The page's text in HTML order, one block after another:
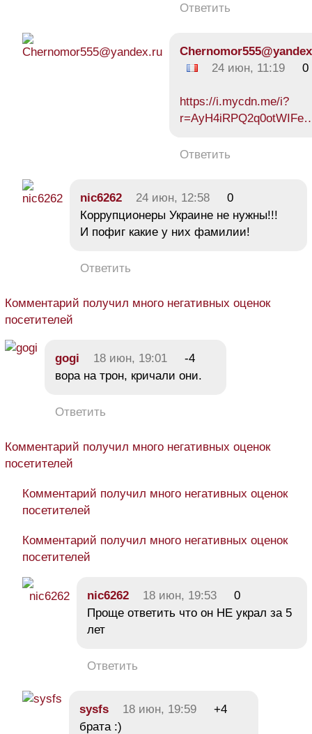
Ответить
24 июн, 11:19
0
https://i.mycdn.me/i?
Ответить
nic6262 24 июн, 12:58
0
Коррупционеры Украине не нужны!!!
И пофиг какие у них фамилии!
Ответить
Комментарий получил много негативных оценок
посетителей
gogi 18 июн, 19:01
-4
вора на трон, кричали они.
Ответить
Комментарий получил много негативных оценок
посетителей
Комментарий получил много негативных оценок
посетителей
Комментарий получил много негативных оценок
посетителей
nic6262 18 июн, 19:53
0
Проще ответить что он НЕ украл за 5
лет
Ответить
sysfs 18 июн, 19:59
+4
брата :)